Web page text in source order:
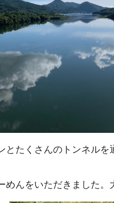
とたくさんのトンネル
めんをいただきました